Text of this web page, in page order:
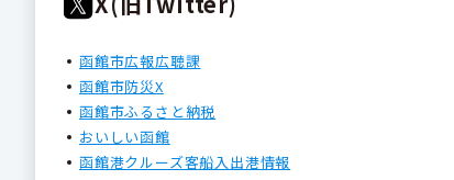
函館市広報広聴課
函館市防災X
函館市ふるさと納税
おいしい函館
函館港クルーズ客船入出港情報